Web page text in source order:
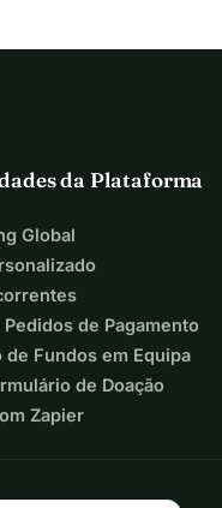
da Plataforma
Global
Pedidos de Pagamento
de Fundos em Equipa
de Doação
Zapier